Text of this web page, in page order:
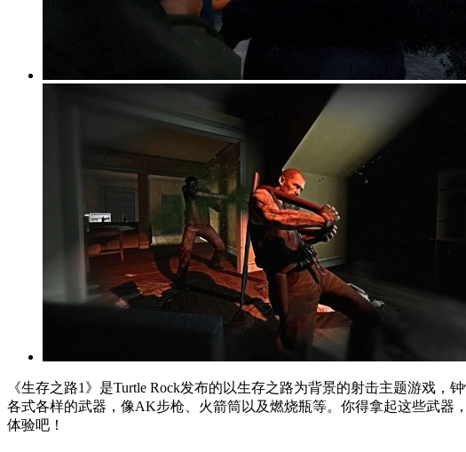
《生存之路1》是Turtle Rock发布的以生存之路为背景的射击主题游戏
各式各样的武器，像AK步枪、火箭筒以及燃烧瓶等。你得拿起这些武
体验吧！